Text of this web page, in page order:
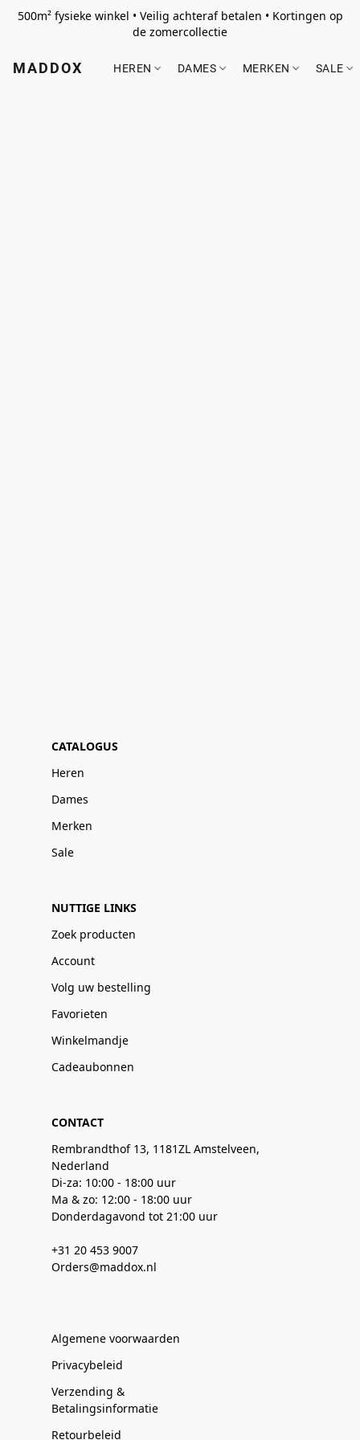
500m² fysieke winkel • Veilig achteraf betalen • Kortingen op
de zomercollectie
MADDOX HEREN DAMES MERKEN SALE
CATALOGUS
Heren
Dames
Merken
Sale
NUTTIGE LINKS
Zoek producten
Account
Volg uw bestelling
Favorieten
Winkelmandje
Cadeaubonnen
CONTACT
Rembrandthof 13, 1181ZL Amstelveen,
Nederland
Di-za: 10:00 - 18:00 uur
Ma & zo: 12:00 - 18:00 uur
Donderdagavond tot 21:00 uur
+31 20 453 9007
Orders@maddox.nl
Algemene voorwaarden
Privacybeleid
Verzending &
Betalingsinformatie
Retourbeleid